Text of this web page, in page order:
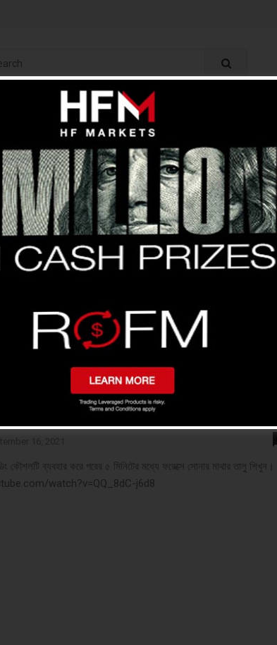
বেসিক
Scalping Strategy
কৌশলটি ব্যবহার করে পরের ৫ মিনিটের মধ্যে ফরেক্সে সোনার মাথার তালু শিখুন।
watch?v=QQ_8dC-j6d8